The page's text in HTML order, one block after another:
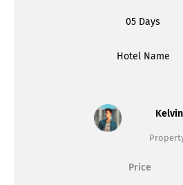
05 Days
Hotel Name
Price